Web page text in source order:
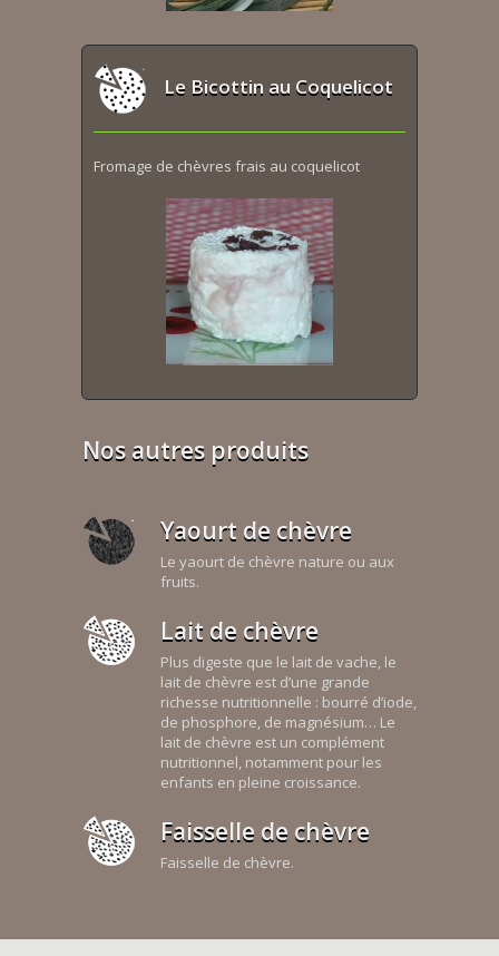
Le Bicottin au Coquelicot
Fromage de chèvres frais au coquelicot
Nos autres produits
Yaourt de chèvre
Le yaourt de chèvre nature ou aux
fruits.
Lait de chèvre
Plus digeste que le lait de vache, le
lait de chèvre est d’une grande
richesse nutritionnelle : bourré d’iode,
de phosphore, de magnésium… Le
lait de chèvre est un complément
nutritionnel, notamment pour les
enfants en pleine croissance.
Faisselle de chèvre
Faisselle de chèvre.